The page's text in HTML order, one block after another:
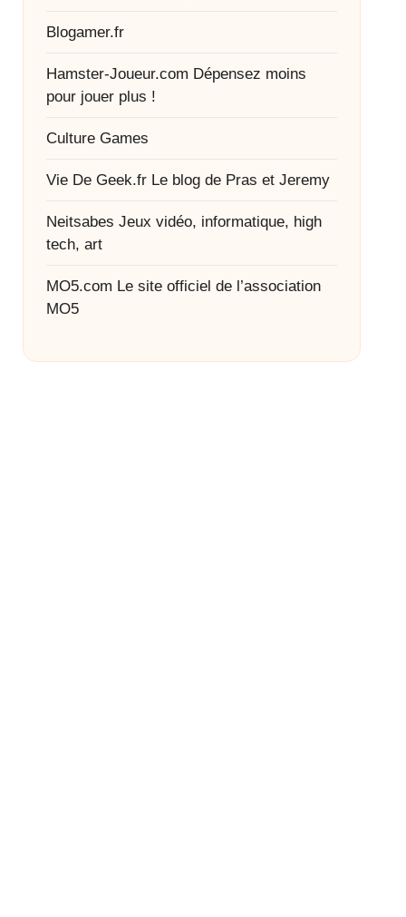
Blogamer.fr
Hamster-Joueur.com Dépensez moins
pour jouer plus !
Culture Games
Vie De Geek.frLe blog de Pras et Jeremy
Neitsabes Jeux vidéo, informatique, high
tech, art
MO5.com Le site officiel de l’association
MO5